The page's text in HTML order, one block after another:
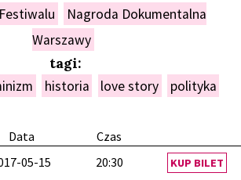
Data
Czas
05-15 20:30 KUP BILET
Nagroda Dokumentalna
Warszawy
tagi:
historia love story polityka